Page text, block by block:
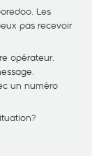
Les
pas recevoir
opérateur.
un numéro